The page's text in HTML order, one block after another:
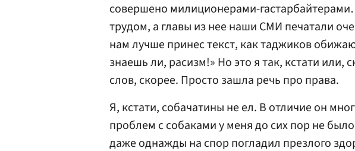
совершено милиционерами-
трудом, а главы из нее наши СМИ печатали
нам лучше принес текст, как таджиков
знаешь ли, расизм!» Но это я так, кстати или,
слов, скорее. Просто зашла речь про права.
Я, кстати, собачатины не ел. В отличие он
проблем с собаками у меня до сих пор не
даже однажды на спор погладил презлого